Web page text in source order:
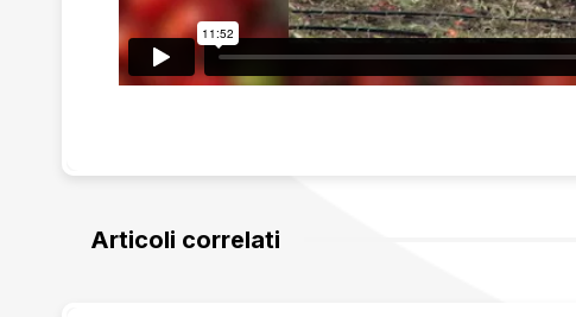
Articoli correlati